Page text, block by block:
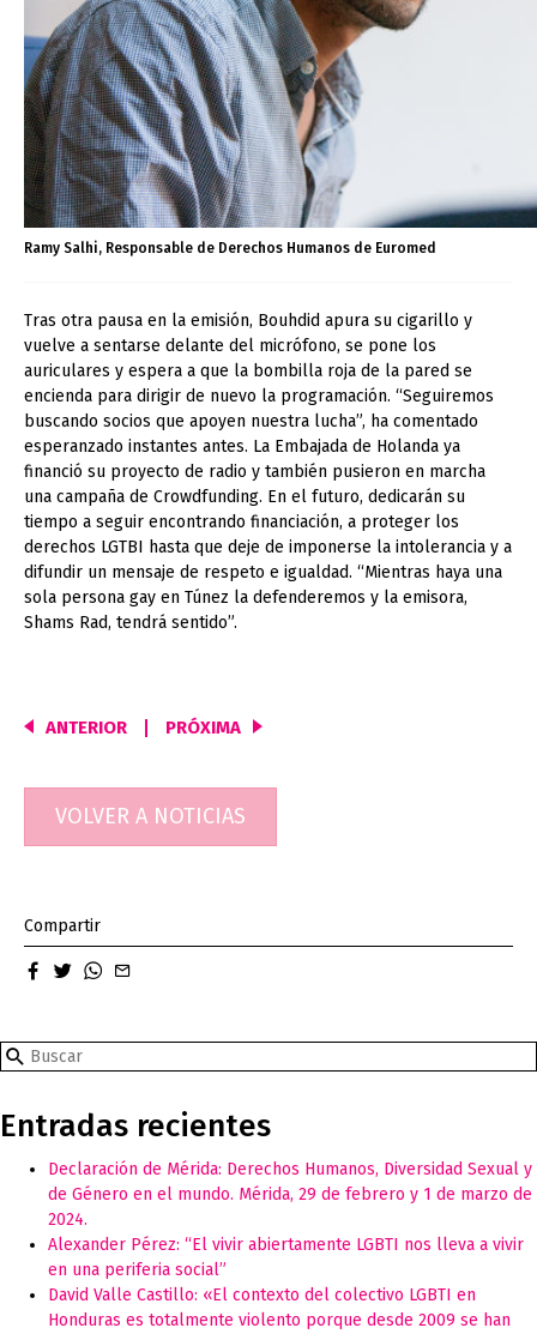
Ramy Salhi, Responsable de Derechos Humanos de Euromed
Tras otra pausa en la emisión, Bouhdid apura su cigarillo y
vuelve a sentarse delante del micrófono, se pone los
auriculares y espera a que la bombilla roja de la pared se
encienda para dirigir de nuevo la programación. “Seguiremos
buscando socios que apoyen nuestra lucha”, ha comentado
esperanzado instantes antes. La Embajada de Holanda ya
financió su proyecto de radio y también pusieron en marcha
una campaña de Crowdfunding. En el futuro, dedicarán su
tiempo a seguir encontrando financiación, a proteger los
derechos LGTBI hasta que deje de imponerse la intolerancia y a
difundir un mensaje de respeto e igualdad. “Mientras haya una
sola persona gay en Túnez la defenderemos y la emisora,
Shams Rad, tendrá sentido”.
Navegación
entradas
ANTERIOR PRÓXIMA
VOLVER A NOTICIAS
Compartir
facebook
twitterwhatsapp
Search
in
Entradas recientes
Declaración de Mérida: Derechos Humanos, Diversidad Sexual y
de Género en el mundo. Mérida, 29 de febrero y 1 de marzo de
2024.
Alexander Pérez: “El vivir abiertamente LGBTI nos lleva a vivir
en una periferia social”
David Valle Castillo: «El contexto del colectivo LGBTI en
Honduras es totalmente violento porque desde 2009 se han